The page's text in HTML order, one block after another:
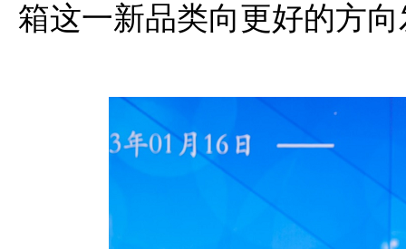
箱这一新品类向更好的方